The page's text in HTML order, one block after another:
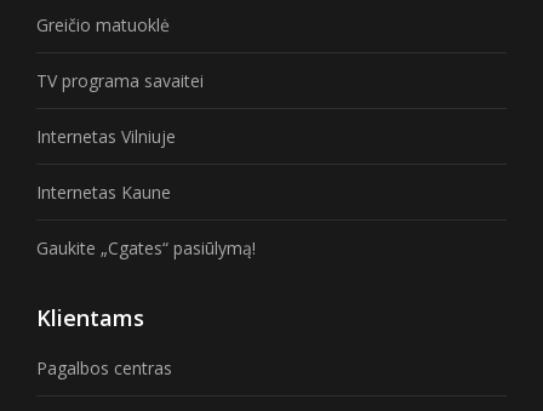
Greičio matuoklė
TV programa savaitei
Internetas Vilniuje
Internetas Kaune
Gaukite „Cgates“ pasiūlymą!
Klientams
Pagalbos centras